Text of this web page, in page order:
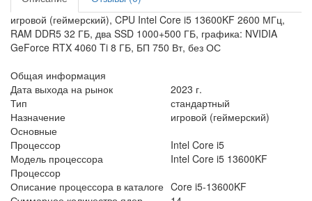
игровой (геймерский), CPU Intel Core i5 13600KF 2600 МГц,
RAM DDR5 32 ГБ, два SSD 1000+500 ГБ, графика: NVIDIA
GeForce RTX 4060 Ti 8 ГБ, БП 750 Вт, без ОС
Общая информация
Дата выхода на рынок
2023 г.
Тип
стандартный
Назначение
игровой (геймерский)
Основные
Процессор
Intel Core i5
Модель процессора
Intel Core i5 13600KF
Процессор
Описание процессора в каталоге Core i5-13600KF